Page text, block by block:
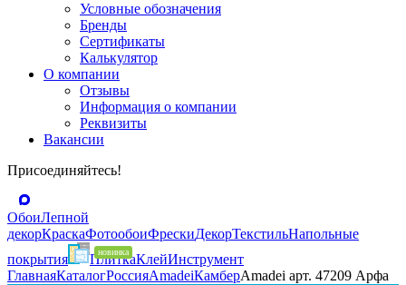
Условные обозначения
Бренды
Сертификаты
Калькулятор
О компании
Отзывы
Информация о компании
Реквизиты
Вакансии
Присоединяйтесь!
ОбоиЛепной
декорКраскаФотообоиФрескиДекорТекстильНапольные
покрытия
ПлиткаКлейИнструмент
ГлавнаяКаталогРоссияAmadeiКамберAmadei арт. 47209 Арфа